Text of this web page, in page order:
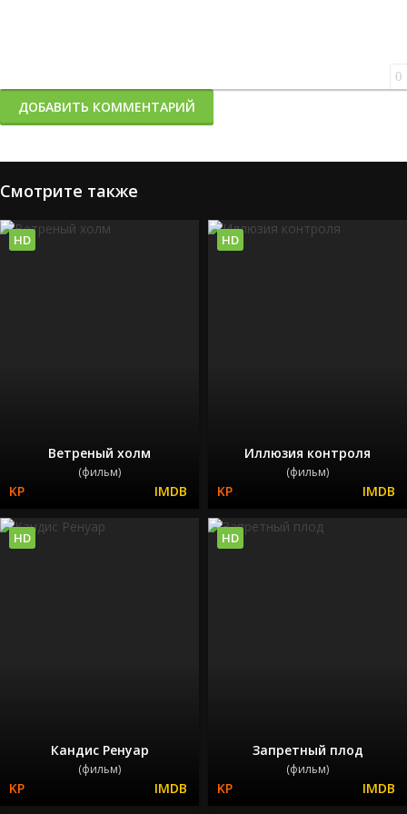
0
ДОБАВИТЬ КОММЕНТАРИЙ
Смотрите также
Ветреный холм
(фильм)
HD
Иллюзия контроля
(фильм)
HD
Кандис Ренуар
(фильм)
HD
Запретный плод
(фильм)
HD